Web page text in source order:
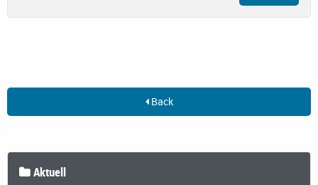
Back
Aktuell